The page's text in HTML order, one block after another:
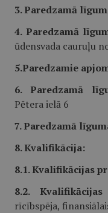
3. Paredzamā
4. Paredzamā
ūdensvada cauruļu
5.Paredzamie
6. Paredzamā
Pētera ielā 6
7. Paredzamā
8. Kvalifikācija:
8.1. Kvalifikācijas
8.2.
rīcībspēja,